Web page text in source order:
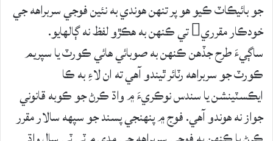
جو بائيڪاٽ ڪيو ھو پر تنهن هوندي به نئين فوجي سربراهه جي
خودڪار مقرري تي ڪنهن به ھڪڙو لفظ نه ڳالهايو.
ساڳيءَ طرح جڏهن ڪنهن به صوبائي ھائي ڪورٽ يا سپريم
ڪورٽ جو سربراهه رٽائر ٿيندو آهي ته ان لاءِ به ڪا
ايڪسٽينشن يا سندس نوڪريءَ ۾ واڌ ڪرڻ جو ڪوبه قانوني
جواز نه ھوندو آهي. فوج ۾ پنھنجي پسند جو سپهه سالار مقرر